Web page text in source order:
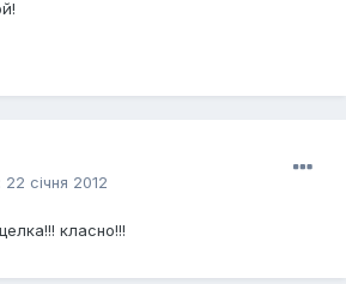
22 січня 2012
класно!!!